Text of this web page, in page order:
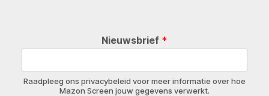
Nieuwsbrief *
Raadpleeg ons privacybeleid voor meer informatie over hoe
Mazon Screen jouw gegevens verwerkt.